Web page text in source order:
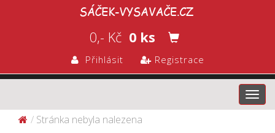
0,- Kč 0 ks
Přihlásit Registrace
Stránka nebyla nalezena